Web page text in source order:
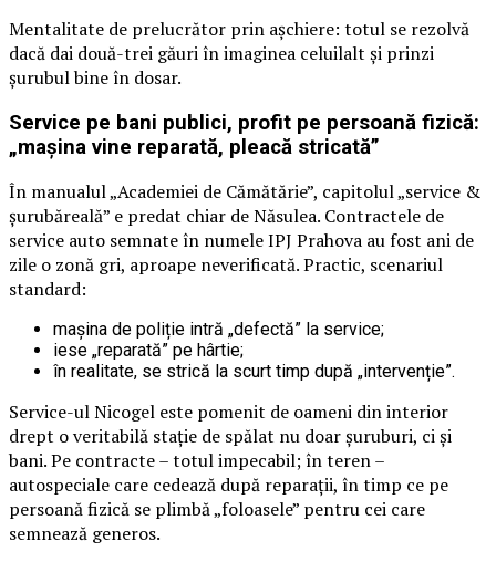
Mentalitate de prelucrător prin așchiere: totul se rezolvă
dacă dai două-trei găuri în imaginea celuilalt și prinzi
șurubul bine în dosar.
Service pe bani publici, profit pe persoană fizică:
„mașina vine reparată, pleacă stricată”
În manualul „Academiei de Cămătărie”, capitolul „service &
șurubăreală” e predat chiar de Năsulea. Contractele de
service auto semnate în numele IPJ Prahova au fost ani de
zile o zonă gri, aproape neverificată. Practic, scenariul
standard:
mașina de poliție intră „defectă” la service;
iese „reparată” pe hârtie;
în realitate, se strică la scurt timp după „intervenție”.
Service-ul Nicogel este pomenit de oameni din interior
drept o veritabilă stație de spălat nu doar șuruburi, ci și
bani. Pe contracte – totul impecabil; în teren –
autospeciale care cedează după reparații, în timp ce pe
persoană fizică se plimbă „foloasele” pentru cei care
semnează generos.